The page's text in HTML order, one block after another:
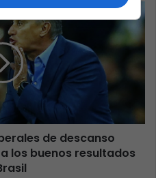
de descanso
los buenos resultados